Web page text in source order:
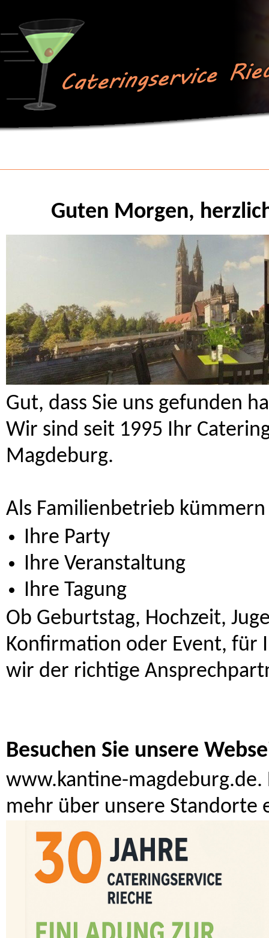
Guten Morgen,
Gut, dass Sie uns gefunden
Wir sind seit 1995 Ihr
Magdeburg.
Als Familienbetrieb
Ihre Party
Ihre Veranstaltung
Ihre Tagung
Ob Geburtstag, Hochzeit,
Konfirmation oder Event, für
wir der richtige
Besuchen Sie unsere
www.kantine-magdeburg.de.
mehr über unsere Standorte